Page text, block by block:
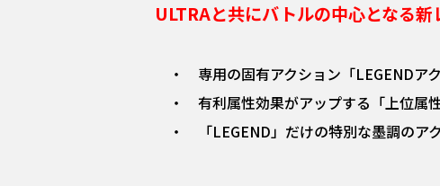
ULTRAと共にバトルの中心となる
・ 専用の固有アクション「LEGENDア
・ 有利属性効果がアップする「上位属
・ 「LEGEND」だけの特別な墨調のア